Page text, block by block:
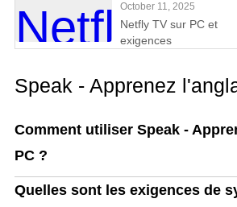
October 11, 2025
Netfly TV sur PC et
exigences
Speak - Apprenez
Comment utiliser Speak -
PC ?
Quelles sont les exigences de